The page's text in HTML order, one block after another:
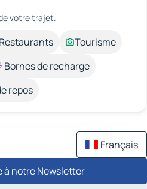
votre trajet.
Restaurants
Tourisme
Bornes de recharge
repos
Français
à notre Newsletter